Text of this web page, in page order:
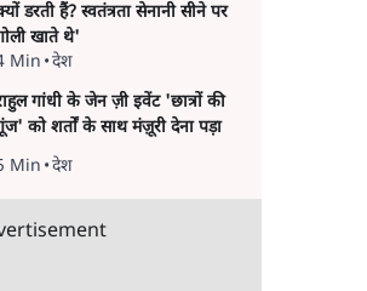
डरती हैं? स्वतंत्रता सेनानी सीने पर
खाते थे'
Min •देश
गांधी के जेन ज़ी इवेंट 'छात्रों की
को शर्तों के साथ मंज़ूरी देना पड़ा
Min •देश